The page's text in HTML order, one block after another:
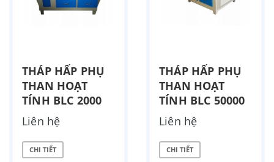
THÁP HẤP PHỤ
THAN HOẠT
TÍNH BLC 2000
Liên hệ
CHI TIẾT
THÁP HẤP PHỤ
THAN HOẠT
TÍNH BLC 50000
Liên hệ
CHI TIẾT